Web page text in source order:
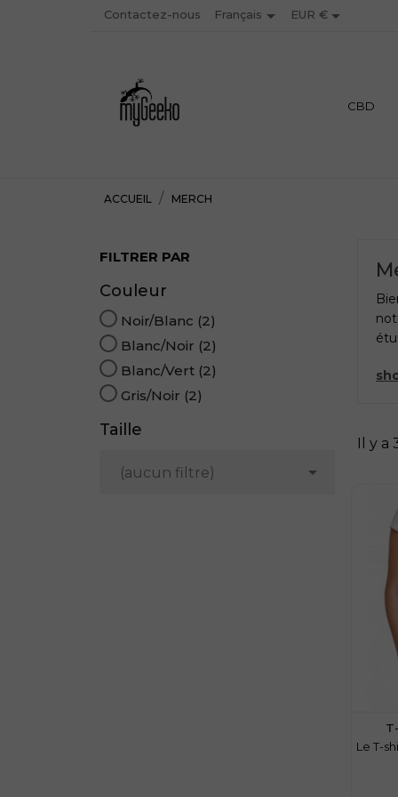
Contactez-nous Français EUR €
CBD
ACCUEIL MERCH
FILTRER PAR
Couleur
Noir/Blanc (2)
Blanc/Noir (2)
Blanc/Vert (2)
Gris/Noir (2)
Taille
(aucun filtre) 
Il y a
Le T-